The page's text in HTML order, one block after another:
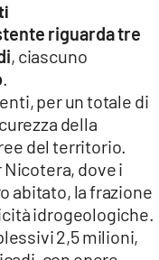
riguarda tre
, ciascuno
per un totale di
della
del territorio.
dove i
abitato, la frazione
idrogeologiche.
2,5 milioni,